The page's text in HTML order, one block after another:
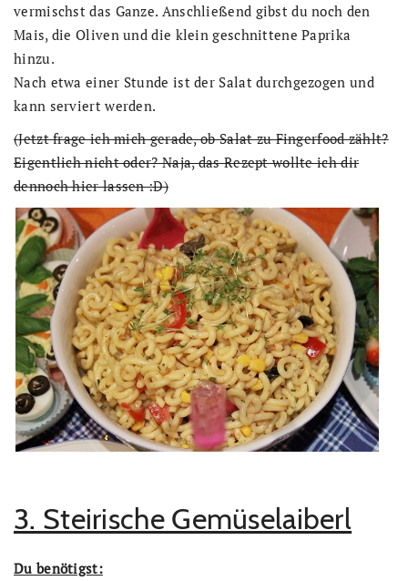
vermischst das Ganze. Anschließend gibst du noch den
Mais, die Oliven und die klein geschnittene Paprika
hinzu.
Nach etwa einer Stunde ist der Salat durchgezogen und
kann serviert werden.
(Jetzt frage ich mich gerade, ob Salat zu Fingerfood zählt?
Eigentlich nicht oder? Naja, das Rezept wollte ich dir
dennoch hier lassen :D)
3. Steirische Gemüselaiberl
Du benötigst: